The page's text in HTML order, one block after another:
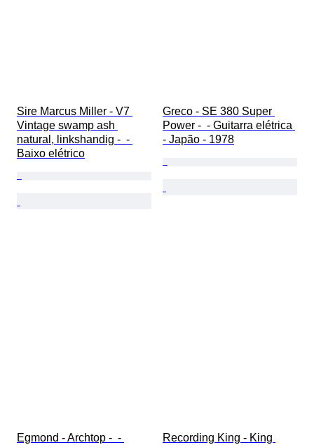
Sire Marcus Miller - V7
Vintage swamp ash
natural, linkshandig -  -
Baixo elétrico
Greco - SE 380 Super
Power -  - Guitarra elétrica
- Japão - 1978
Egmond - Archtop -  -
Recording King - King